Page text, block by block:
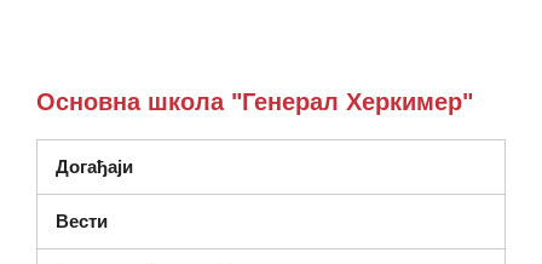
Основна школа "Генерал Херкимер"
Догађаји
Вести